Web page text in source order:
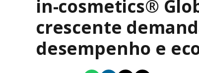
in-cosmetics®
crescente
desempenho e